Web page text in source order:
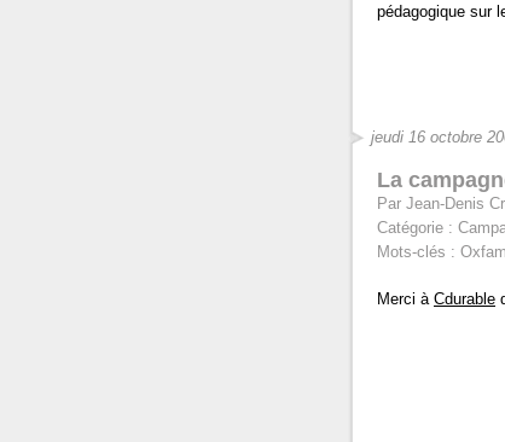
pédagogique sur
jeudi 16 octobre
La
Par Jean-Denis
Catégorie :
Mots-clés :
Merci à Cdurable